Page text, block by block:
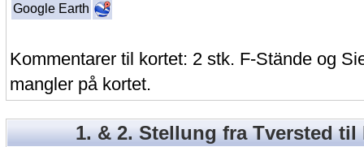
Google Earth
Kommentarer til kortet: 2 stk. F-Stände og
mangler på kortet.
1. & 2. Stellung fra Tversted til